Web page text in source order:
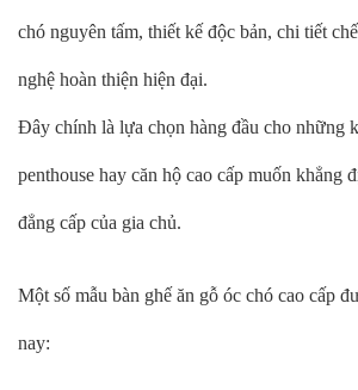
chó nguyên tấm, thiết kế độc bản, chi tiết
nghệ hoàn thiện hiện đại.
Đây chính là lựa chọn hàng đầu cho những
penthouse hay căn hộ cao cấp muốn khẳng
đẳng cấp của gia chủ.
Một số mẫu bàn ghế ăn gỗ óc chó cao cấp
nay: